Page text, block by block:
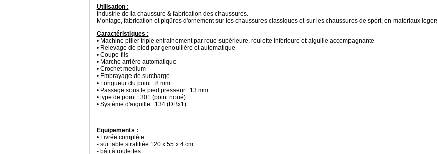
Utilisation :
Industrie de la chaussure & fabrication des chaussures.
Montage, fabrication et piqûres d'ornement sur les chaussures classiques et sur les chaussures de sport, en matériaux
Caractéristiques :
• Machine pilier triple entrainement par roue supérieure, roulette inférieure et aiguille accompagnante
• Relevage de pied par genouillère et automatique
• Coupe-fils
• Marche arrière automatique
• Crochet medium
• Embrayage de surcharge
• Longueur du point : 8 mm
• Passage sous le pied presseur : 13 mm
• type de point : 301 (point noué)
• Système d'aiguille : 134 (DBx1)
Equipements :
• Livrée complète :
- sur table stratifiée 120 x 55 x 4 cm
- bâti à roulettes